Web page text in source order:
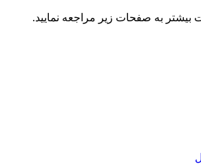
به صفحات زیر مراجعه نمایید.